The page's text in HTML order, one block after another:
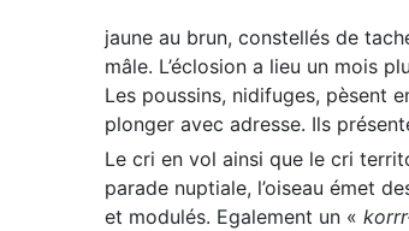
jaune au brun, constellés de
mâle. L’éclosion a lieu un mois
Les poussins, nidifuges, pèsent
plonger avec adresse. Ils
Le cri en vol ainsi que le cri
parade nuptiale, l’oiseau émet
et modulés. Egalement un «